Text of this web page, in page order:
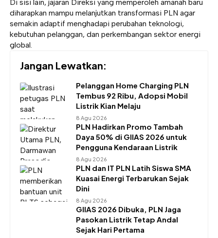
Di sisi lain, jajaran Direksi yang memperoleh amanah baru
diharapkan mampu melanjutkan transformasi PLN agar
semakin adaptif menghadapi perubahan teknologi,
kebutuhan pelanggan, dan perkembangan sektor energi
global.
Jangan Lewatkan:
Pelanggan Home Charging PLN
Tembus 92 Ribu, Adopsi Mobil
Listrik Kian Melaju
8 Agu 2026
PLN Hadirkan Promo Tambah
Daya 50% di GIIAS 2026 untuk
Pengguna Kendaraan Listrik
8 Agu 2026
PLN dan IT PLN Latih Siswa SMA
Kuasai Energi Terbarukan Sejak
Dini
8 Agu 2026
GIIAS 2026 Dibuka, PLN Jaga
Pasokan Listrik Tetap Andal
Sejak Hari Pertama